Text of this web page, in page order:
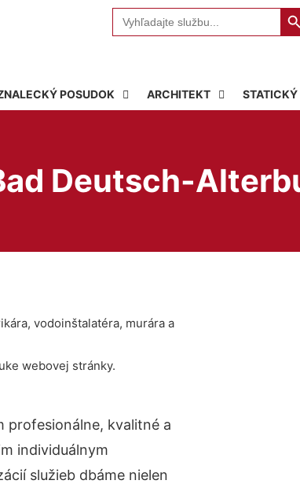
Search
for:
Search
POSUDOK ARCHITEKT STATICKÝ
Deutsch-
vodoinštalatéra, murára a
webovej stránky.
profesionálne, kvalitné a
individuálnym
služieb dbáme nielen